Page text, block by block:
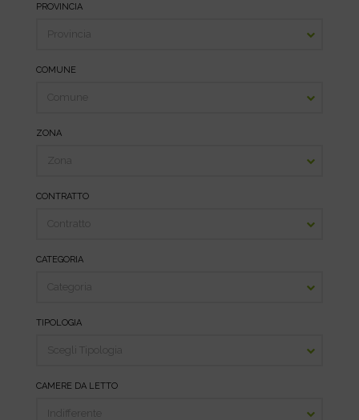
PROVINCIA
COMUNE
ZONA
CONTRATTO
CATEGORIA
TIPOLOGIA
CAMERE DA LETTO